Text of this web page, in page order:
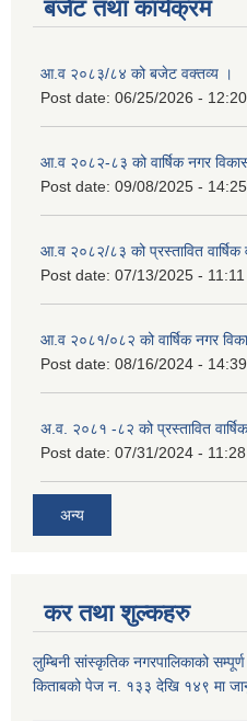
बजेट तथा कार्यक्रम
आ.व २०८३/८४ को बजेट वक्तव्य ।
Post date: 06/25/2026 - 12:20
आ.व २०८२-८३ को वार्षिक नगर
Post date: 09/08/2025 - 14:25
आ.व २०८२/८३ को प्रस्तावित
Post date: 07/13/2025 - 11:11
आ.व २०८१/०८२ को वार्षिक नगर
Post date: 08/16/2024 - 14:39
अ.व. २०८१ -८२ को प्रस्तावित
Post date: 07/31/2024 - 11:28
अन्य
कर तथा शुल्कहरु
लुम्बिनी सांस्कृतिक नगरपालिकाको
किताबको पेज न. १३३ देखि १४९ मा